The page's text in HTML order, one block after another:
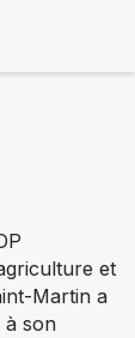
et
Martin a
à son